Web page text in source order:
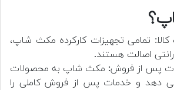
تمامی تجهیزات کارکرده مکث شاپ،
اصالت هستند.
پس از فروش: مکث شاپ به محصولات
دهد و خدمات پس از فروش کاملی را